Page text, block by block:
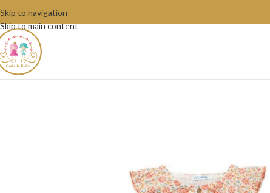
Skip to navigation
Skip to main content